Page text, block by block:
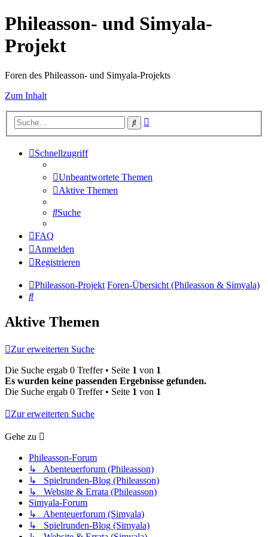
Phileasson- und Simyala-
Projekt
Foren des Phileasson- und Simyala-Projekts
Zum Inhalt
Suche
Schnellzugriff
Unbeantwortete Themen
Aktive Themen
Suche
FAQ
Anmelden
Registrieren
Phileasson-Projekt Foren-Übersicht (Phileasson & Simyala)
Suche
Aktive Themen
Zur erweiterten Suche
Die Suche ergab 0 Treffer • Seite 1 von 1
Es wurden keine passenden Ergebnisse gefunden.
Die Suche ergab 0 Treffer • Seite 1 von 1
Zur erweiterten Suche
Gehe zu
Phileasson-Forum
↳ Abenteuerforum (Phileasson)
↳ Spielrunden-Blog (Phileasson)
↳ Website & Errata (Phileasson)
Simyala-Forum
↳ Abenteuerforum (Simyala)
↳ Spielrunden-Blog (Simyala)